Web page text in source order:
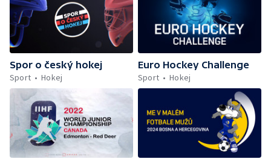
Spor o český hokej
Sport
Hokej
Euro Hockey Challenge
Sport
Hokej